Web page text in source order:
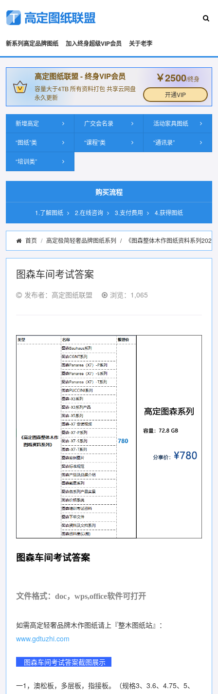
新系列高定品牌图纸 加入终身超级VIP会员 关于老李
高定图纸联盟 - 终身VIP会员
容量大于4TB 所有资料打包 共享云网盘
永久更新
￥2500/终身
开通VIP
新增高定 广交会名录 活动家具图纸
“图纸”类 “课程”类 “通讯录”
“培训类”
购买流程
1.了解图纸 2.在线咨询 3.支付费用 4.获得图纸
首页 高定极简轻奢品牌图纸系列 / 《图森整体木作图纸资料系列2022
图森车间考试答案
发布者：高定图纸联盟 浏览：1,065
图森车间考试答案
文件格式：doc，wps,office软件可打开
如需高定轻奢品牌木作图纸请上『整木图纸站』：
www.gdtuzhi.com
图森车间考试答案截图展示
一1，澳松板，多层板，指接板。（规格3、3.6、4.75、5、